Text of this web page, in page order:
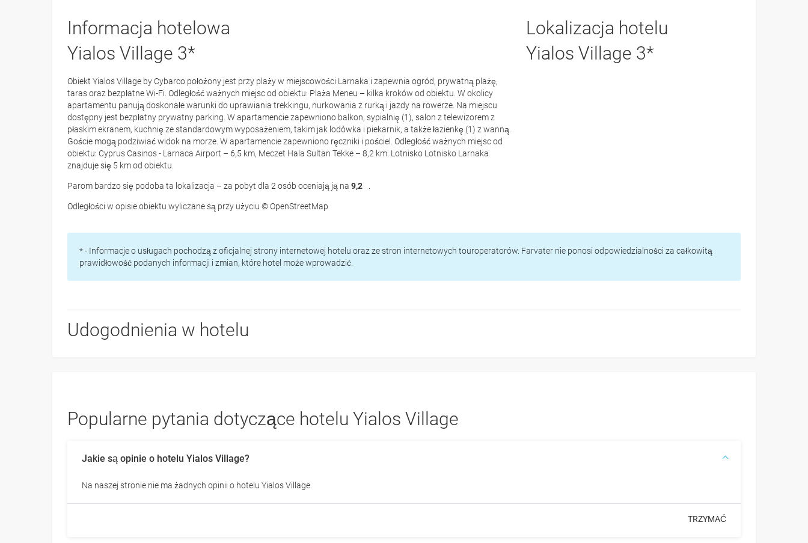
Informacja hotelowa
Yialos Village 3*
Obiekt Yialos Village by Cybarco położony jest przy plaży w miejscowości Larnaka i zapewnia ogród, prywatną plażę,
taras oraz bezpłatne Wi-Fi. Odległość ważnych miejsc od obiektu: Plaża Meneu – kilka kroków od obiektu. W okolicy
apartamentu panują doskonałe warunki do uprawiania trekkingu, nurkowania z rurką i jazdy na rowerze. Na miejscu
dostępny jest bezpłatny prywatny parking. W apartamencie zapewniono balkon, sypialnię (1), salon z telewizorem z
płaskim ekranem, kuchnię ze standardowym wyposażeniem, takim jak lodówka i piekarnik, a także łazienkę (1) z wanną.
Goście mogą podziwiać widok na morze. W apartamencie zapewniono ręczniki i pościel. Odległość ważnych miejsc od
obiektu: Cyprus Casinos - Larnaca Airport – 6,5 km, Meczet Hala Sultan Tekke – 8,2 km. Lotnisko Lotnisko Larnaka
znajduje się 5 km od obiektu.
Parom bardzo się podoba ta lokalizacja – za pobyt dla 2 osób oceniają ją na9,2 .
Odległości w opisie obiektu wyliczane są przy użyciu © OpenStreetMap
Lokalizacja hotelu
Yialos Village 3*
* - Informacje o usługach pochodzą z oficjalnej strony internetowej hotelu oraz ze stron internetowych touroperatorów. Farvater nie ponosi odpowiedzialności za całkowitą
prawidłowość podanych informacji i zmian, które hotel może wprowadzić.
Udogodnienia w hotelu
Popularne pytania dotyczące hotelu Yialos Village
Jakie są opinie o hotelu Yialos Village?
Na naszej stronie nie ma żadnych opinii o hotelu Yialos Village
TRZYMAĆ